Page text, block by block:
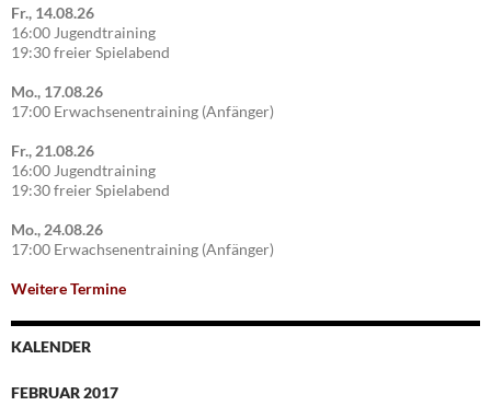
Fr., 14.08.26
16:00 Jugendtraining
19:30 freier Spielabend
Mo., 17.08.26
17:00 Erwachsenentraining (Anfänger)
Fr., 21.08.26
16:00 Jugendtraining
19:30 freier Spielabend
Mo., 24.08.26
17:00 Erwachsenentraining (Anfänger)
Weitere Termine
KALENDER
FEBRUAR 2017